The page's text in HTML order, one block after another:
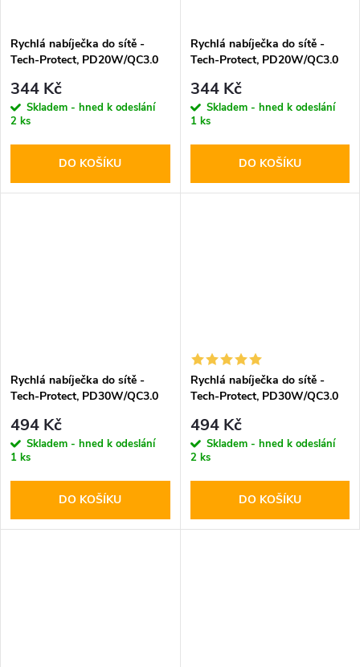
Rychlá nabíječka do sítě -
Tech-Protect, PD20W/QC3.0
344 Kč
Skladem - hned k odeslání
2 ks
DO KOŠÍKU
Rychlá nabíječka do sítě -
Tech-Protect, PD20W/QC3.0
344 Kč
Skladem - hned k odeslání
1 ks
DO KOŠÍKU
Rychlá nabíječka do sítě -
Tech-Protect, PD30W/QC3.0
494 Kč
Skladem - hned k odeslání
1 ks
DO KOŠÍKU
Rychlá nabíječka do sítě -
Tech-Protect, PD30W/QC3.0
494 Kč
Skladem - hned k odeslání
2 ks
DO KOŠÍKU